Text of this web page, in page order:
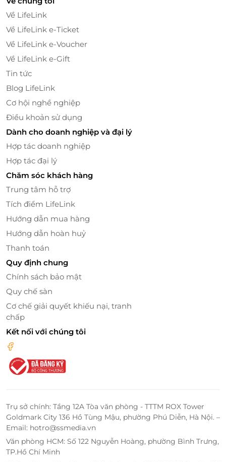
Ngoài ra, bạn cũng đừng bỏ lỡ phần thưởng "hạnh
phúc" khi kết thúc hành trình khám phá ẩm thực xứ
Đài với thiên đường buffet ngọt: trà Đài Loan, tráng
miệng, tủ kem, trà sữa 5 vị và đặc biệt là có máy làm
Shang Chi - Buffet lẩu Đài Loan băng chuyền
siêu tốc
Hệ thống nhà hàng Shang Chi sở hữu không gian
địa chỉ phù hợp cho gia đình (có ghế trẻ em), văn
phòng, liên hoan hay tổ chức sinh nhật ấm cúng.
Thêm vào đó, điểm nhấn của nhà hàng là bạn có thể
ngon được ship ngay tận bàn bởi tàu trưởng siêu tốc
Shang Chi. Cùng đội ngũ nhân viên chu đáo, nhiệt
tình, hệ thống nhà hàng Shang Chi hứa hẹn sẽ
mang đến cho quý khách sự hài lòng nhất.
Một trong những điểm mạnh của thẻ quà tặng
Shang Chi là bạn có thể dễ dàng mua qua nền tảng
- nơi cung cấp các dịch vụ giảm giá, ưu đãi
và thẻ quà tặng chất lượng. LifeLink giúp bạn thực
Về LifeLink
Về LifeLink e-Ticket
Về LifeLink e-Voucher
Về LifeLink e-Gift
Tin tức
Blog LifeLink
Cơ hội nghề nghiệp
Điều khoản sử dụng
Dành cho doanh nghiệp và đại lý
Hợp tác doanh nghiệp
Hợp tác đại lý
Chăm sóc khách hàng
Trung tâm hỗ trợ
Tích điểm LifeLink
Hướng dẫn mua hàng
Hướng dẫn hoàn huỷ
Thanh toán
Quy định chung
Chính sách bảo mật
Quy chế sàn
Cơ chế giải quyết khiếu nại, tranh
chấp
Kết nối với chúng tôi
Trụ sở chính: Tầng 12A Tòa văn phòng - TTTM ROX Tower
Goldmark City 136 Hồ Tùng Mậu, phường Phú Diễn, Hà Nội. –
Email: hotro@ssmedia.vn
Văn phòng HCM: Số 122 Nguyễn Hoàng, phường Bình Trưng,
TP.Hồ Chí Minh